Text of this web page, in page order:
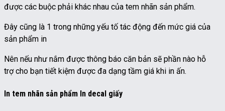
được các buộc phải khác nhau của tem nhãn sản phẩm.
Đây cũng là 1 trong những yếu tố tác động đến mức giá của
sản phẩm in
Nên nếu như nắm được thông báo căn bản sẽ phần nào hỗ
trợ cho bạn tiết kiệm được đa dạng tầm giá khi in ấn.
In tem nhãn sản phẩm In decal giấy